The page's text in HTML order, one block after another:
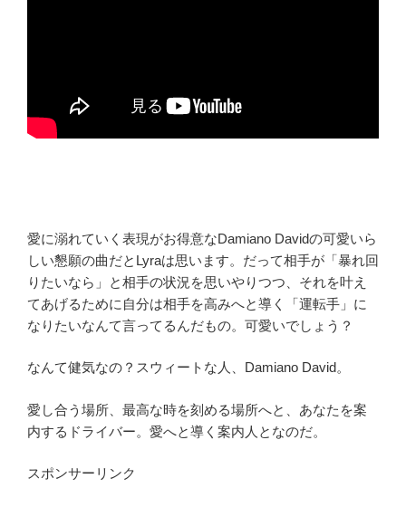
愛に溺れていく表現がお得意なDamiano Davidの可愛いら
しい懇願の曲だとLyraは思います。だって相手が「暴れ回
りたいなら」と相手の状況を思いやりつつ、それを叶え
てあげるために自分は相手を高みへと導く「運転手」に
なりたいなんて言ってるんだもの。可愛いでしょう？
なんて健気なの？スウィートな人、Damiano David。
愛し合う場所、最高な時を刻める場所へと、あなたを案
内するドライバー。愛へと導く案内人となのだ。
スポンサーリンク